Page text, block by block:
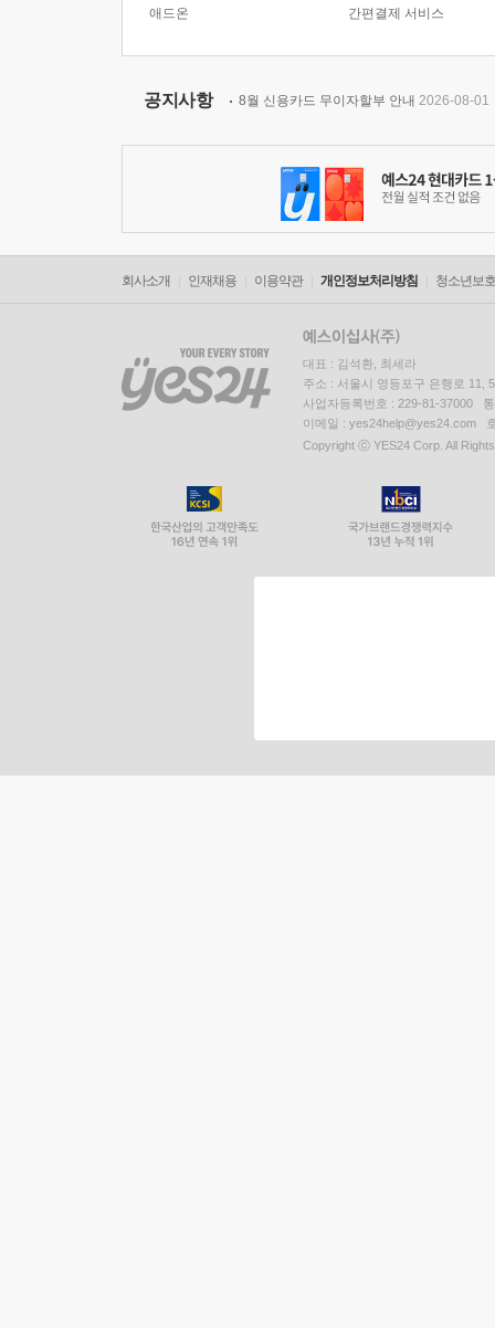
애드온
간편결제 서비스
공지사항 8월 신용카드 무이자할부 안내 2026-08-01
회사소개 인재채용 이용약관 개인정보처리방침 청소년보
대표 : 김석환, 최세라
주소 : 서울시 영등포구 은행로 11,
사업자등록번호 : 229-81-37000
이메일 : yes24help@yes24.com
Copyright ⓒ YES24 Corp. All